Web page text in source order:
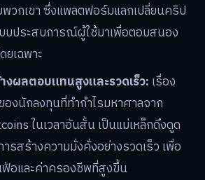
วกเขา ซึ่งแพลตฟอร์มแลกเปลี่ยนคริป
บประสบการณ์ผู้ใช้มาเพื่อตอบสนอง
ยเฉพาะ
งผลตอบแทนสูงและรวดเร็ว: เรื่อง
องนักลงทุนที่ทำกำไรมหาศาลจาก
ในเวลาอันสั้น เป็นแม่เหล็กดึงดูด
รสร้างความมั่งคั่งอย่างรวดเร็ว เพื่อ
ฟ้อและค่าครองชีพที่สูงขึ้น